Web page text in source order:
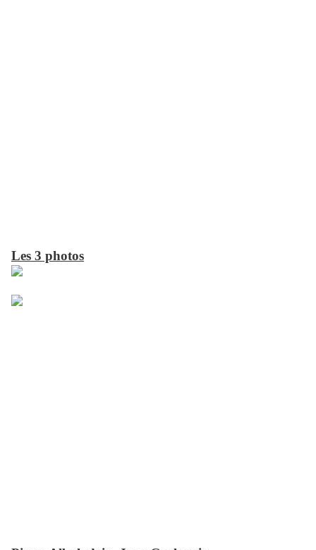
Les 3 photos